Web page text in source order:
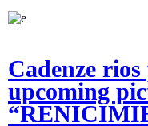
Cadenze
upcoming